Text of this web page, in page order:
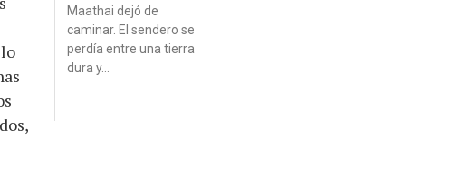
Maathai dejó de
caminar. El sendero se
perdía entre una tierra
dura y…